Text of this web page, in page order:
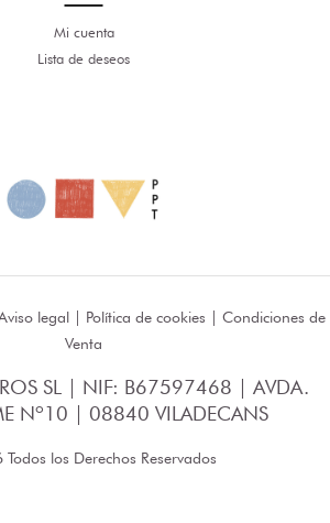
Mi cuenta
Lista de deseos
legal| Política de cookies | Condiciones de
Venta
SL | NIF: B67597468 | AVDA.
Nº10 | 08840 VILADECANS
los Derechos Reservados